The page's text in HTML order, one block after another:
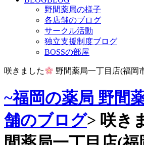
野間薬局の様子
各店舗のブログ
サークル活動
独立支援制度ブログ
BOSSの部屋
咲きました 野間薬局一丁目店(福岡
~福岡の薬局 野間
舗のブログ> 咲き